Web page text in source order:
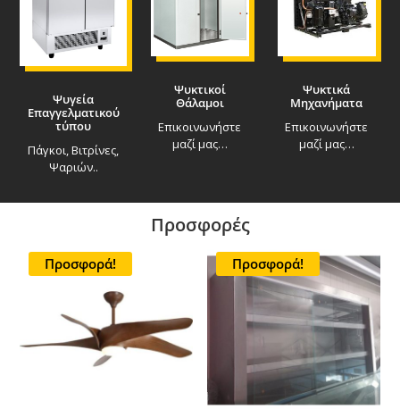
Ψυγεία
Επαγγελματικού
τύπου
Πάγκοι, Βιτρίνες,
Ψαριών..
Ψυκτικοί
Θάλαμοι
Επικοινωνήστε
μαζί μας…
Ψυκτικά
Μηχανήματα
Επικοινωνήστε
μαζί μας…
Προσφορές
Προσφορά! Προσφορά!